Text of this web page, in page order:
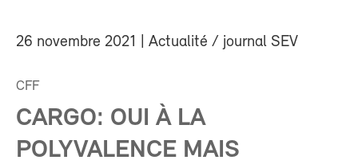
26 novembre 2021 | Actualité / journal SEV
CFF
CARGO: OUI À LA
POLYVALENCE MAIS